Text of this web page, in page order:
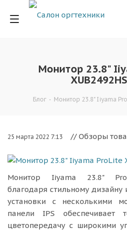
Монитор 23.8"
Блог - Монитор 23.8" Iiyama
25 марта 2022 7:13 // Обзоры
Монитор Iiyama 23.8"
благодаря стильному дизайну
установки с несколькими
панели IPS обеспечивает
цветопередачу с широкими